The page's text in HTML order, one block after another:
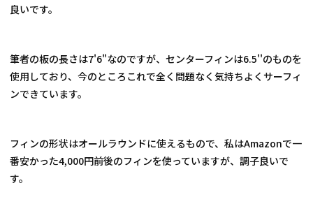
良いです。
筆者の板の長さは7'6"なのですが、センターフィンは6.5''のものを
使用しており、今のところこれで全く問題なく気持ちよくサーフィ
ンできています。
フィンの形状はオールラウンドに使えるもので、私はAmazonで一
番安かった4,000円前後のフィンを使っていますが、調子良いで
す。